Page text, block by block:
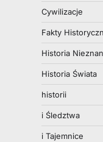
Cywilizacje
Fakty
Historia
Historia Świata
historii
i Śledztwa
i Tajemnice